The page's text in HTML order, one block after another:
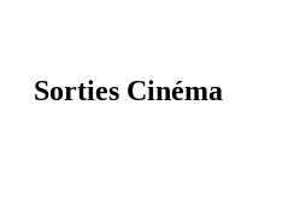
Sorties Cinéma